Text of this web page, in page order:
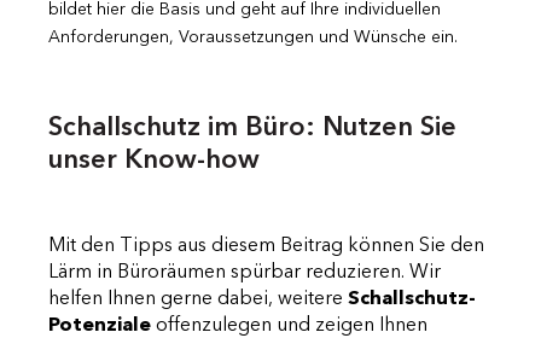
bildet hier die Basis und geht auf Ihre individuellen
Anforderungen, Voraussetzungen und Wünsche ein.
Schallschutz im Büro: Nutzen Sie
unser Know-how
Mit den Tipps aus diesem Beitrag können Sie den
Lärm in Büroräumen spürbar reduzieren. Wir
helfen Ihnen gerne dabei, weitere Schallschutz-
Potenziale offenzulegen und zeigen Ihnen